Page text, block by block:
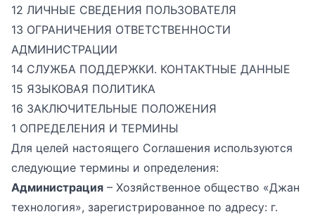
12 ЛИЧНЫЕ СВЕДЕНИЯ ПОЛЬЗОВАТЕЛЯ
13 ОГРАНИЧЕНИЯ ОТВЕТСТВЕННОСТИ
АДМИНИСТРАЦИИ
14 СЛУЖБА ПОДДЕРЖКИ. КОНТАКТНЫЕ ДАННЫЕ
15 ЯЗЫКОВАЯ ПОЛИТИКА
16 ЗАКЛЮЧИТЕЛЬНЫЕ ПОЛОЖЕНИЯ
1 ОПРЕДЕЛЕНИЯ И ТЕРМИНЫ
Для целей настоящего Соглашения используются
следующие термины и определения:
Администрация – Хозяйственное общество «Джан
технология», зарегистрированное по адресу: г.